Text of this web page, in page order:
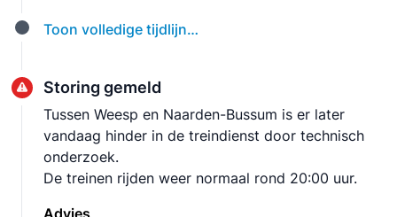
Toon volledige tijdlijn…
Storing gemeld
Tussen Weesp en Naarden-Bussum is er later
vandaag hinder in de treindienst door technisch
onderzoek.
De treinen rijden weer normaal rond 20:00 uur.